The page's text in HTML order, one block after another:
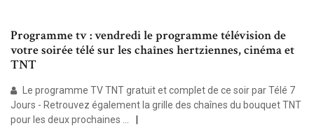
Programme tv : vendredi le programme télévision de
votre soirée télé sur les chaînes hertziennes, cinéma et
TNT
Le programme TV TNT gratuit et complet de ce soir par Télé 7
Jours - Retrouvez également la grille des chaînes du bouquet TNT
pour les deux prochaines ...